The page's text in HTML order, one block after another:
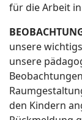
für die Arbeit
unsere
unsere
den Kindern